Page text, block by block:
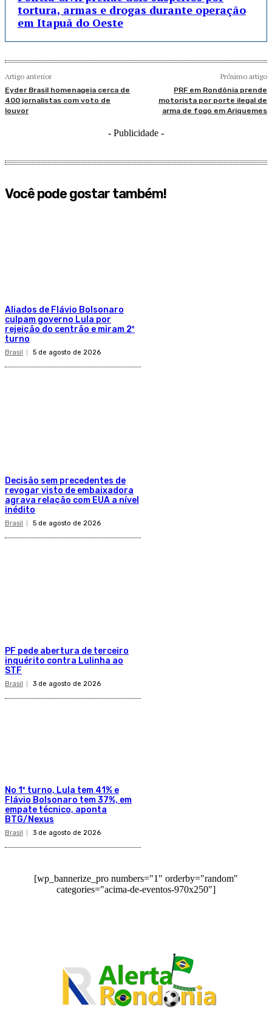
tortura, armas e drogas durante operação
em Itapuã do Oeste
Artigo anterior
Eyder Brasil homenageia cerca de
400 jornalistas com voto de
louvor
Próximo artigo
PRF em Rondônia prende
motorista por porte ilegal de
arma de fogo em Ariquemes
- Publicidade -
Você pode gostar também!
Aliados de Flávio Bolsonaro
culpam governo Lula por
rejeição do centrão e miram 2º
turno
Brasil 5 de agosto de 2026
Decisão sem precedentes de
revogar visto de embaixadora
agrava relação com EUA a nível
inédito
Brasil 5 de agosto de 2026
PF pede abertura de terceiro
inquérito contra Lulinha ao
STF
Brasil 3 de agosto de 2026
No 1º turno, Lula tem 41% e
Flávio Bolsonaro tem 37%, em
empate técnico, aponta
BTG/Nexus
Brasil 3 de agosto de 2026
[wp_bannerize_pro numbers="1" orderby="random"
categories="acima-de-eventos-970x250"]